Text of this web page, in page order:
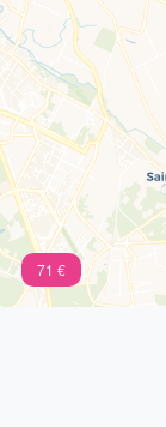
71 €